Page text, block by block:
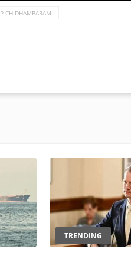
P CHIDHAMBARAM
TRENDING